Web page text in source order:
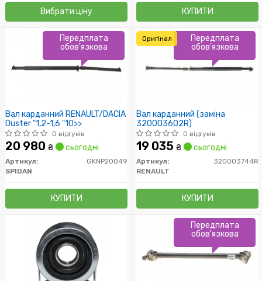
Вибрати ціну КУПИТИ
Вал карданний RENAULT/DACIA
Duster "1,2-1,6 "10>>
0 відгуків
20 980 ₴ сьогодні
Артикул:
GKNP20049
SPIDAN
КУПИТИ
Передплата
обов'язкова
Вал карданний (заміна
320003602R)
0 відгуків
19 035 ₴ сьогодні
Артикул:
320003744R
RENAULT
КУПИТИ
Передплата
обов'язкова
Оригінал
Передплата
обов'язкова